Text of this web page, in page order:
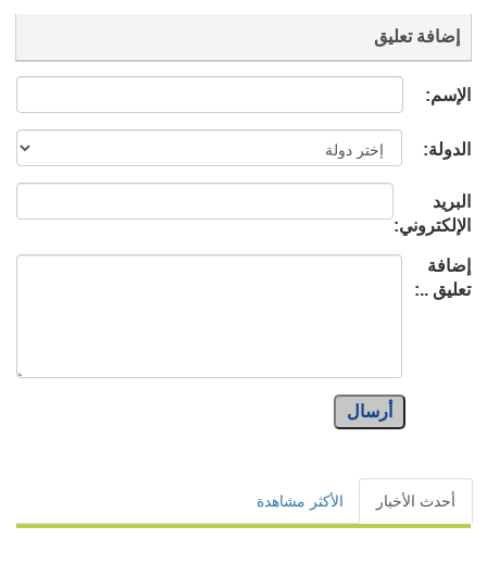
إضافة تعليق
الإسم:
الدولة:
البريد
الإلكتروني:
إضافة
تعليق ..:
أرسال
أحدث الأخبار الأكثر مشاهدة